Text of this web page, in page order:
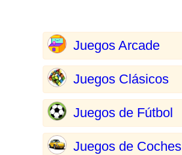
Juegos Arcade
Juegos Clásicos
Juegos de Fútbol
Juegos de Coches